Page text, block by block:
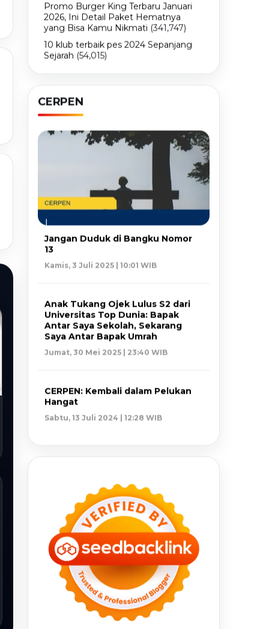
Promo Burger King Terbaru Januari
2026, Ini Detail Paket Hematnya
yang Bisa Kamu Nikmati (341,747)
10 klub terbaik pes 2024 Sepanjang
Sejarah (54,015)
CERPEN
Jangan Duduk di Bangku Nomor
13
Kamis, 3 Juli 2025 | 10:01 WIB
Anak Tukang Ojek Lulus S2 dari
Universitas Top Dunia: Bapak
Antar Saya Sekolah, Sekarang
Saya Antar Bapak Umrah
Jumat, 30 Mei 2025 | 23:40 WIB
CERPEN: Kembali dalam Pelukan
Hangat
Sabtu, 13 Juli 2024 | 12:28 WIB